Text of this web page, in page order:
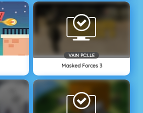
VAIN PC:LLE
Masked Forces 3